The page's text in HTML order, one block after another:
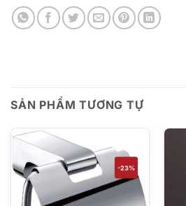
SẢN PHẨM TƯƠNG TỰ
-23%